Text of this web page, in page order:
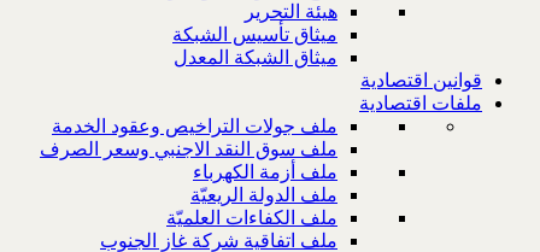
هيئة التحرير
ميثاق تأسيس الشبكة
ميثاق الشبكة المعدل
قوانين اقتصادية
ملفات اقتصادية
ملف جولات التراخيص وعقود الخدمة
ملف سوق النقد الاجنبي وسعر الصرف
ملف أزمة الكهرباء
ملف الدولة الريعيّة
ملف الكفاءات العلميّة
ملف اتفاقية شركة غاز الجنوب